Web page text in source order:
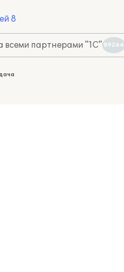
8
всеми партнерами "1С" 89264